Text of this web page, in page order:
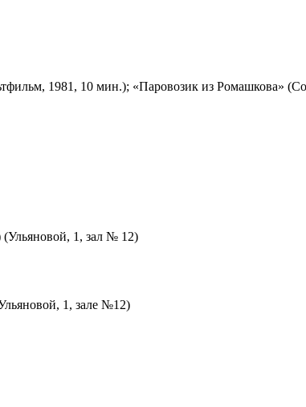
1981, 10 мин.); «Паровозик из Ромашкова»
1, зал № 12)
1, зале №12)